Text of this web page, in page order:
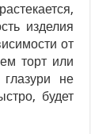
изделия
от
торт или
не
будет